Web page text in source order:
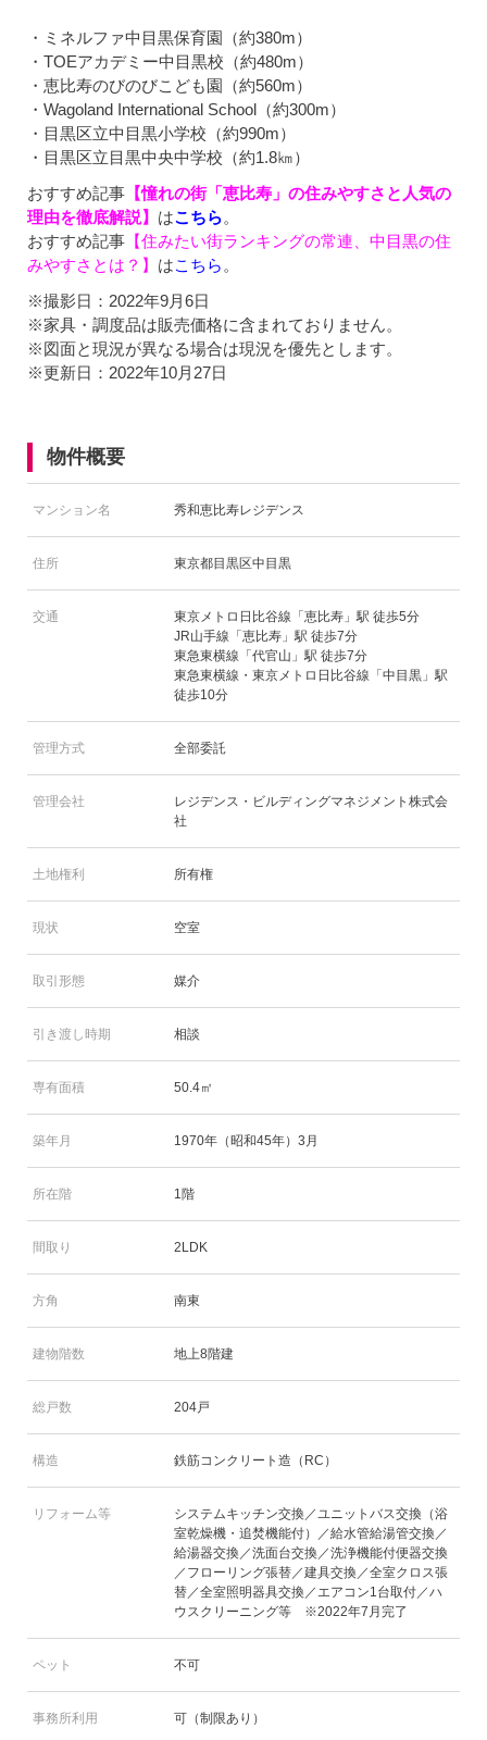
・ミネルファ中目黒保育園（約380m）
・TOEアカデミー中目黒校（約480m）
・恵比寿のびのびこども園（約560m）
・Wagoland International School（約300m）
・目黒区立中目黒小学校（約990m）
・目黒区立目黒中央中学校（約1.8㎞）
おすすめ記事 【憧れの街「恵比寿」の住みやすさと人気の
理由を徹底解説】 はこちら。
おすすめ記事 【住みたい街ランキングの常連、中目黒の住
みやすさとは？】 はこちら 。
※撮影日：2022年9月6日
※家具・調度品は販売価格に含まれておりません。
※図面と現況が異なる場合は現況を優先とします。
※更新日：2022年10月27日
物件概要
マンション名 秀和恵比寿レジデンス
住所 東京都目黒区中目黒
交通
東京メトロ日比谷線「恵比寿」駅 徒歩5分
JR山手線「恵比寿」駅 徒歩7分
東急東横線「代官山」駅 徒歩7分
東急東横線・東京メトロ日比谷線「中目黒」駅
徒歩10分
管理方式 全部委託
管理会社
レジデンス・ビルディングマネジメント株式会
社
土地権利 所有権
現状 空室
取引形態 媒介
引き渡し時期 相談
専有面積 50.4㎡
築年月 1970年（昭和45年）3月
所在階 1階
間取り 2LDK
方角 南東
建物階数 地上8階建
総戸数 204戸
構造 鉄筋コンクリート造（RC）
リフォーム等
システムキッチン交換／ユニットバス交換（浴
室乾燥機・追焚機能付）／給水管給湯管交換／
給湯器交換／洗面台交換／洗浄機能付便器交換
／フローリング張替／建具交換／全室クロス張
替／全室照明器具交換／エアコン1台取付／ハ
ウスクリーニング等 ※2022年7月完了
ペット 不可
事務所利用 可（制限あり）